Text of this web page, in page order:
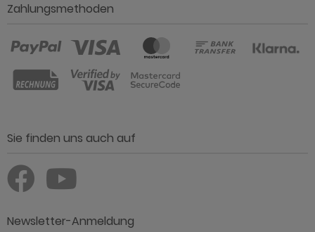
Zahlungsmethoden
Sie finden uns auch auf
Newsletter-Anmeldung